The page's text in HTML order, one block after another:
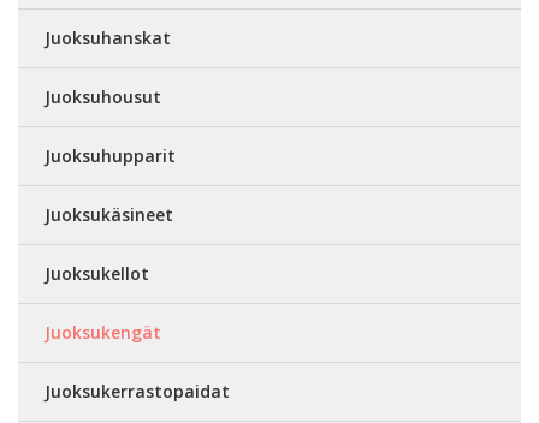
Juoksuhanskat
Juoksuhousut
Juoksuhupparit
Juoksukäsineet
Juoksukellot
Juoksukengät
Juoksukerrastopaidat